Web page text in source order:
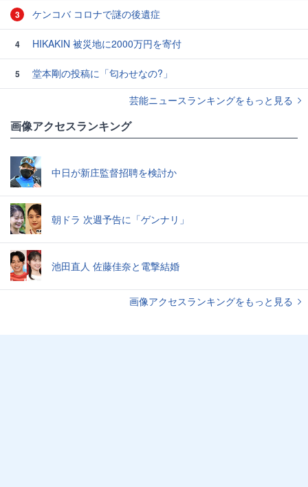
3 ケンコバ コロナで謎の後遺症
4 HIKAKIN 被災地に2000万円を寄付
5
堂本剛の投稿に「匂わせなの?」
芸能ニュースランキングをもっと見る
画像アクセスランキング
中日が新庄監督招聘を検討か
朝ドラ 次週予告に「ゲンナリ」
池田直人 佐藤佳奈と電撃結婚
画像アクセスランキングをもっと見る